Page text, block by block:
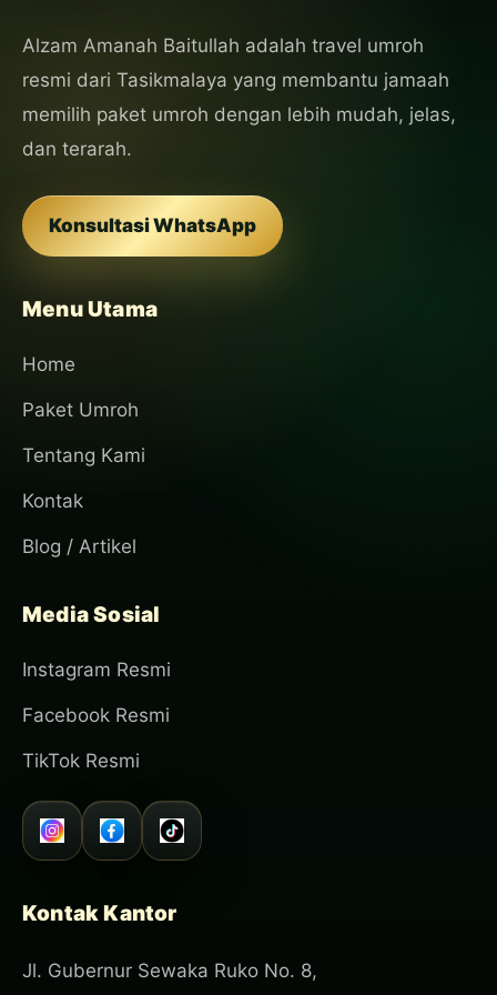
Alzam Amanah Baitullah adalah travel umroh
resmi dari Tasikmalaya yang membantu jamaah
memilih paket umroh dengan lebih mudah, jelas,
dan terarah.
Konsultasi WhatsApp
Menu Utama
Home
Paket Umroh
Tentang Kami
Kontak
Blog / Artikel
Media Sosial
Instagram Resmi
Facebook Resmi
TikTok Resmi
Kontak Kantor
Jl. Gubernur Sewaka Ruko No. 8,